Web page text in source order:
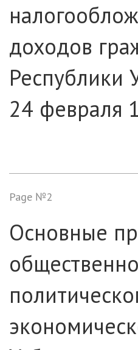
доходов
Республики
24 февраля
Page №2
Основные